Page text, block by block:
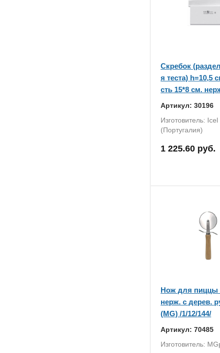
Скребок
я теста) h=10,5
сть 15*8 см.
Артикул: 30196
Изготовитель: Icel
(Португалия)
1 225.60 руб.
Нож для пиццы
нерж. с дерев.
(MG) /1/12/144/
Артикул: 70485
Изготовитель: